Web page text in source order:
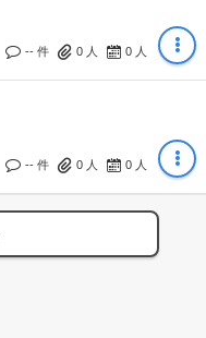
-- 件
0 人 0 人
-- 件
0 人 0 人